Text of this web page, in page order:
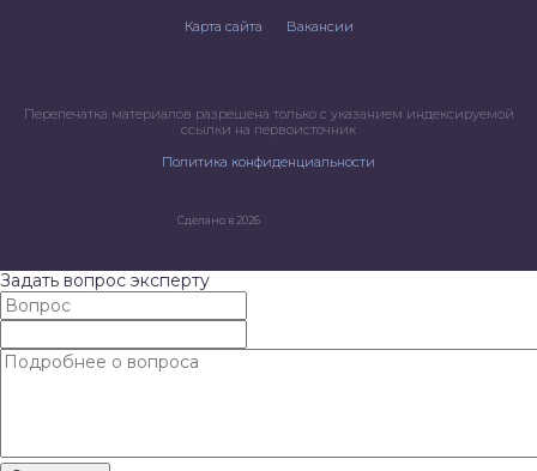
Карта сайта Вакансии
Перепечатка материалов разрешена только с указанием индексируемой
ссылки на первоисточник
Политика конфиденциальности
Сделано в 2026
Задать вопрос эксперту